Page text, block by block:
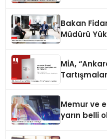
Bakan
Müdürü
MİA,
Memur ve
yarın belli